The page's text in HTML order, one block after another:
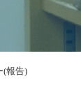
(報告)